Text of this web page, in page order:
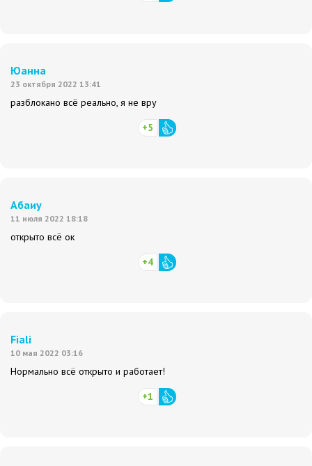
Юанна
23 октября 2022 13:41
разблокано всё реально, я не вру
+5
Абаиу
11 июля 2022 18:18
открыто всё ок
+4
Fiali
10 мая 2022 03:16
Нормально всё открыто и работает!
+1